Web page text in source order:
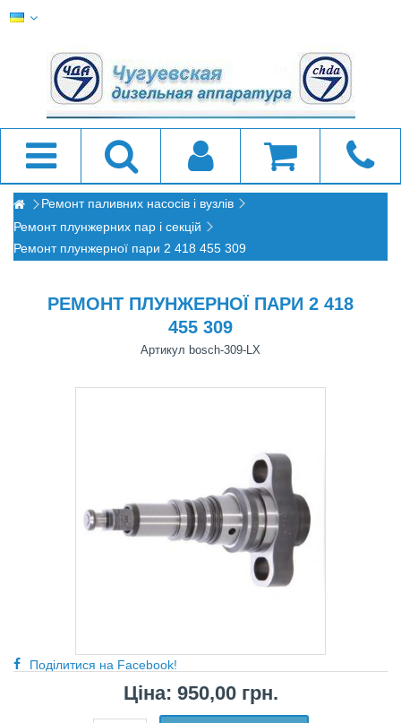
Ремонт паливних насосів і вузлів
Ремонт плунжерних пар і секцій
Ремонт плунжерної пари 2 418 455 309
РЕМОНТ ПЛУНЖЕРНОЇ ПАРИ 2 418
455 309
Артикул bosch-309-LX
Поділитися на Facebook!
Ціна: 950,00 грн.